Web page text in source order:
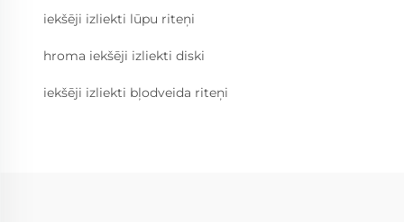
iekšēji izliekti lūpu riteņi
hroma iekšēji izliekti diski
iekšēji izliekti bļodveida riteņi